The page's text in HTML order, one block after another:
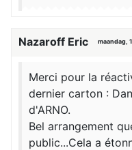
Nazaroff Eric maandag,
Merci pour la
dernier carton :
d'ARNO.
Bel arrangement
public...Cela a